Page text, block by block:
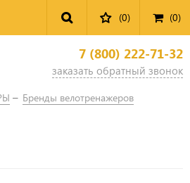
(0) (0)
7 (800) 222-71-32
заказать обратный звонок
Бренды велотренажеров